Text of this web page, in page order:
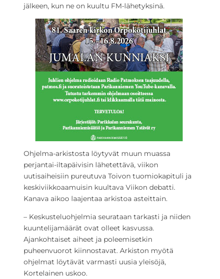
jälkeen, kun ne on kuultu FM-lähetyksinä.
Ohjelma-arkistosta löytyvät muun muassa
perjantai-iltapäivisin lähetettävä, viikon
uutisaiheisiin pureutuva Toivon tuomiokapituli ja
keskiviikkoaamuisin kuultava Viikon debatti.
Kanava aikoo laajentaa arkistoa asteittain.
– Keskusteluohjelmia seurataan tarkasti ja niiden
kuuntelijamäärät ovat olleet kasvussa.
Ajankohtaiset aiheet ja poleemisetkin
puheenvuorot kiinnostavat. Arkiston myötä
ohjelmat löytävät varmasti uusia yleisöjä,
Kortelainen uskoo.